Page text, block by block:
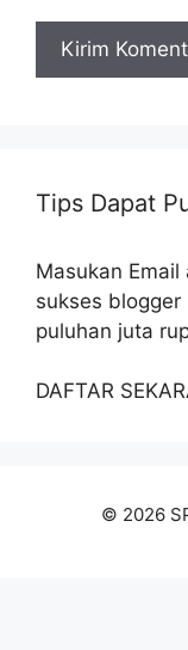
Tips Dapat
Masukan
sukses blogger
puluhan juta
DAFTAR
© 2026